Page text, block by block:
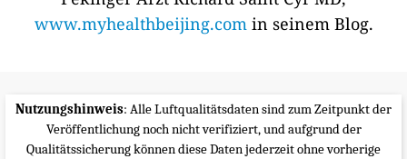
www.myhealthbeijing.com in seinem Blog.
Nutzungshinweis: Alle Luftqualitätsdaten sind zum Zeitpunkt der
Veröffentlichung noch nicht verifiziert, und aufgrund der
Qualitätssicherung können diese Daten jederzeit ohne vorherige